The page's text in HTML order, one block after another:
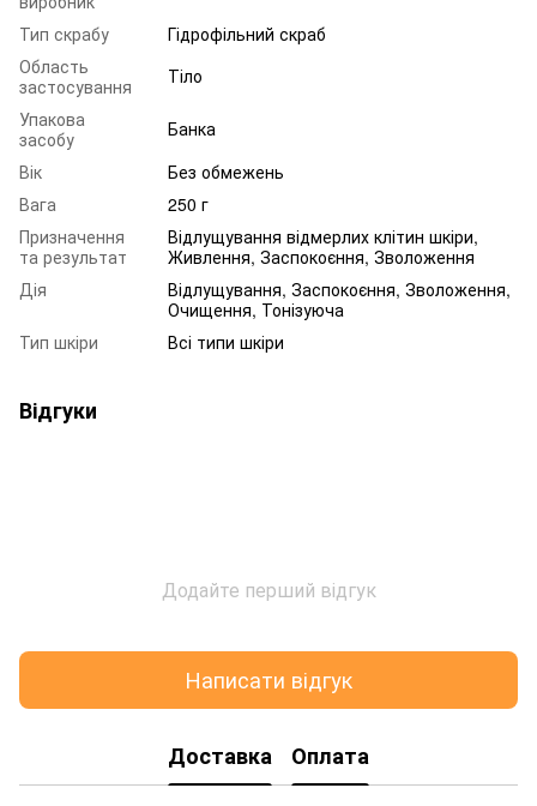
Тип скрабу
Гідрофільний скраб
Область
застосування
Тіло
Упакова
засобу
Банка
Вік
Без обмежень
Вага
250 г
Призначення
та результат
Відлущування відмерлих клітин шкіри,
Живлення, Заспокоєння, Зволоження
Дія
Відлущування, Заспокоєння, Зволоження,
Очищення, Тонізуюча
Тип шкіри
Всі типи шкіри
Відгуки
Додайте перший відгук
Написати відгук
Доставка Оплата